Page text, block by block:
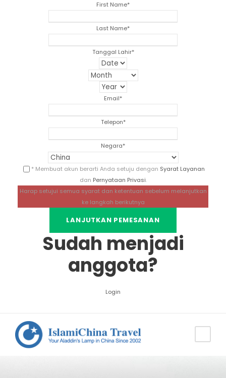
First Name*
Last Name*
Tanggal Lahir*
Email*
Telepon*
Negara*
* Membuat akun berarti Anda setuju dengan Syarat Layanan
dan Pernyataan Privasi.
Harap setujui semua syarat dan ketentuan sebelum melanjutkan
ke langkah berikutnya
Sudah menjadi
anggota?
Login